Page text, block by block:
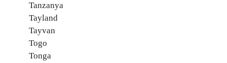
Tanzanya
Tayland
Tayvan
Togo
Tonga